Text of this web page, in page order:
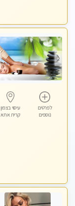
לפרטים
נוספים
עיסוי בצפון
קרית אתא